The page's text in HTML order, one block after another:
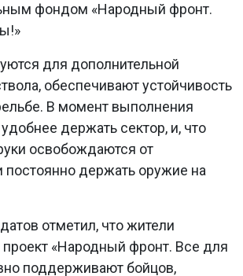
фондом «Народный фронт.
для дополнительной
обеспечивают устойчивость
В момент выполнения
держать сектор, и, что
освобождаются от
постоянно держать оружие на
отметил, что жители
«Народный фронт. Все для
поддерживают бойцов,